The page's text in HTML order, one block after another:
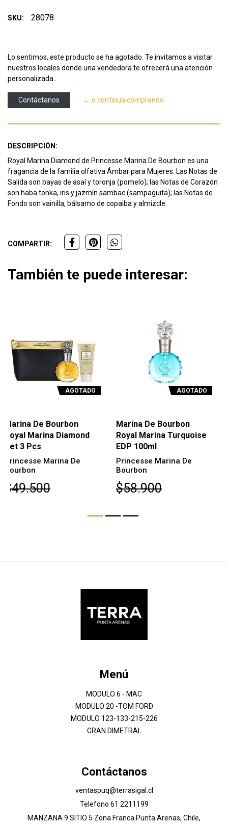
SKU: 28078
Lo sentimos, este producto se ha agotado. Te invitamos a visitar
nuestros locales donde una vendedora te ofrecerá una atención
personalizada..
Contáctanos ← o continua comprando
DESCRIPCIÓN:
Royal Marina Diamond de Princesse Marina De Bourbon es una
fragancia de la familia olfativa Ámbar para Mujeres. Las Notas de
Salida son bayas de asaí y toronja (pomelo); las Notas de Corazón
son haba tonka, iris y jazmín sambac (sampaguita); las Notas de
Fondo son vainilla, bálsamo de copaiba y almizcle.
COMPARTIR:
También te puede interesar:
AGOTADO
Marina De Bourbon
Royal Marina Turquoise
EDP 100ml
Princesse Marina De
Bourbon
$58.900
AGOTADO
Marina de Bourbon Royal
Style EDP 100 ml
Marina de Bourbon
$58.600
Menú
MODULO 6 - MAC
MODULO 20 -TOM FORD
MODULO 123-133-215-226
GRAN DIMETRAL
Contáctanos
ventaspuq@terrasigal.cl
Telefono 61 2211199
MANZANA 9 SITIO 5 Zona Franca Punta Arenas, Chile,